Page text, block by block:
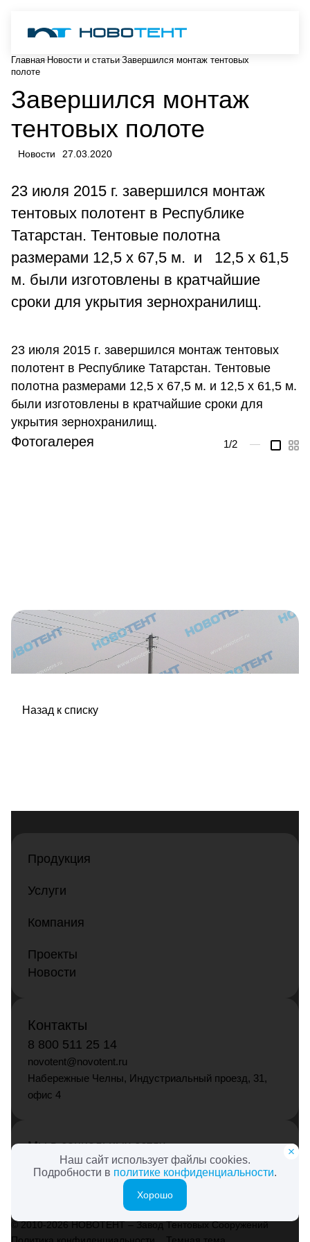
Главная Новости и статьи Завершился монтаж тентовых
полоте
Завершился монтаж
тентовых полоте
Новости 27.03.2020
23 июля 2015 г. завершился монтаж
тентовых полотент в Республике
Татарстан. Тентовые полотна
размерами 12,5 х 67,5 м. и 12,5 х 61,5
м. были изготовлены в кратчайшие
сроки для укрытия зернохранилищ.
23 июля 2015 г. завершился монтаж тентовых
полотент в Республике Татарстан. Тентовые
полотна размерами 12,5 х 67,5 м. и 12,5 х 61,5 м.
были изготовлены в кратчайшие сроки для
укрытия зернохранилищ.
Фотогалерея 1/2 —
Назад к списку
Наш сайт использует файлы cookies.
Подробности в политике конфиденциальности.
Хорошо
Продукция
Услуги
Компания
Проекты
Новости
Контакты
8 800 511 25 14
novotent@novotent.ru
Набережные Челны, Индустриальный проезд, 31,
офис 4
Мы в социальных сетях
© 2010-2026 НОВОТЕНТ – Завод Тентовых Сооружений